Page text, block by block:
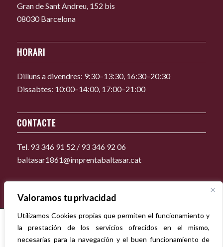
Valoramos tu privacidad
Utilizamos Cookies propias que permiten el funcionamiento y
la prestación de los servicios ofrecidos en el mismo,
necesarias para la navegación y el buen funcionamiento de
Gran de Sant Andreu, 152 bis
08030 Barcelona
HORARI
Dilluns a divendres: 9:30–13:30, 16:30–20:30
Dissabtes: 10:00–14:00, 17:00–21:00
CONTACTE
Tel. 93 346 91 52 / 93 346 92 06
baltasar1861@imprentabaltasar.cat